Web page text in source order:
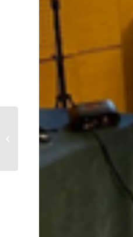
Séminaire du SIO –
Décembre 2024